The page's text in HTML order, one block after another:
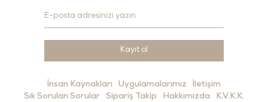
Kayıt ol
İnsan Kaynakları Uygulamalarımız
İletişim
Sık Sorulan Sorular
Sipariş Takip Hakkımızda
K.V.K.K.